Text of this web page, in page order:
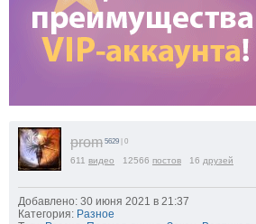
prom 5629 | 0
611 видео 12566 постов 16 друзей
Добавлено: 30 июня 2021 в 21:37
Категория: Разное